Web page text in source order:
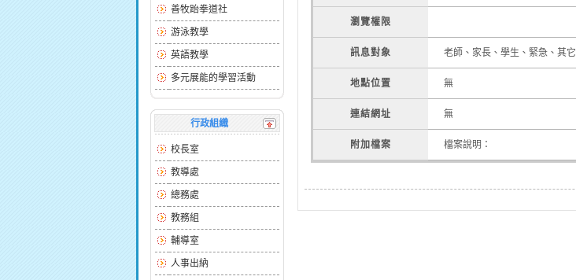
善牧跆拳道社
游泳教學
英語教學
多元展能的學習活動
行政組織
校長室
教導處
總務處
教務組
輔導室
人事出納
瀏覽權限
訊息對象 老師、家長、學生、緊急、其它
地點位置 無
連結網址 無
附加檔案 檔案說明：